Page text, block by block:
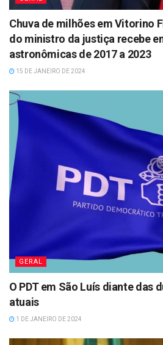
Chuva de milhões em Vitorino
do ministro da justiça recebe
astronômicas de 2017 a 2023
15 DE JANEIRO DE 2024
GERAL
O PDT em São Luís diante das
atuais
1 DE JANEIRO DE 2024